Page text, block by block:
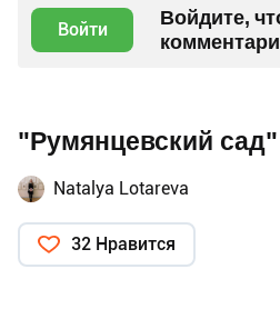
Войти
Войдите,
"Румянцевский сад"
Natalya Lotareva
32 Нравится